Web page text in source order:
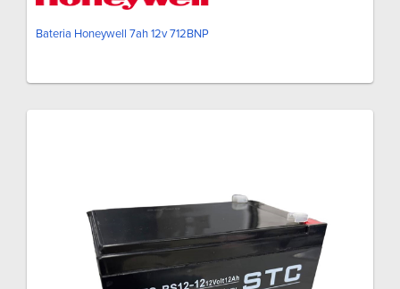
Bateria Honeywell 7ah 12v 712BNP